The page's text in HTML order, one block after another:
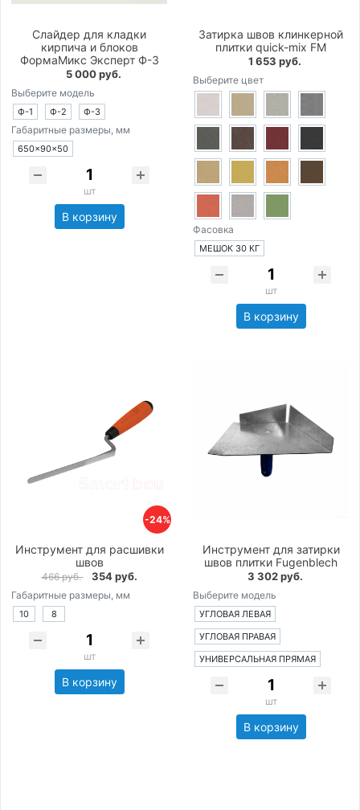
Слайдер для кладки
кирпича и блоков
ФормаМикс Эксперт Ф-3
5 000 руб.
Выберите модель
Ф-1 Ф-2 Ф-3
Габаритные размеры, мм
650×90×50
шт
В корзину
Затирка швов клинкерной
плитки quick-mix FM
1 653 руб.
Выберите цвет
Фасовка
МЕШОК 30 КГ
шт
В корзину
-24%
Инструмент для расшивки
швов
466 руб. 354 руб.
Габаритные размеры, мм
10 8
шт
В корзину
Инструмент для затирки
швов плитки Fugenblech
3 302 руб.
Выберите модель
УГЛОВАЯ ЛЕВАЯ
УГЛОВАЯ ПРАВАЯ
УНИВЕРСАЛЬНАЯ ПРЯМАЯ
шт
В корзину